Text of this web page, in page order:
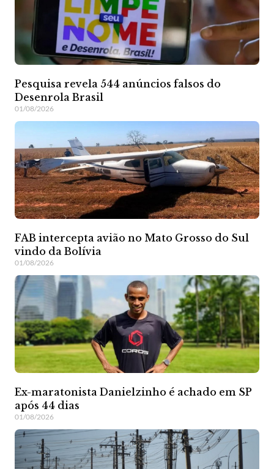
Pesquisa revela 544 anúncios falsos do
Desenrola Brasil
01/08/2026
FAB intercepta avião no Mato Grosso do Sul
vindo da Bolívia
01/08/2026
Ex-maratonista Danielzinho é achado em SP
após 44 dias
01/08/2026